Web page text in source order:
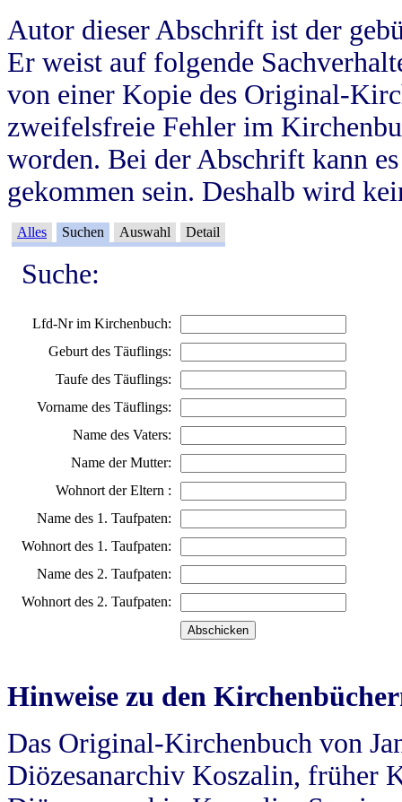
Autor dieser Abschrift ist der
Er weist auf folgende
von einer Kopie des Original-
zweifelsfreie Fehler im
worden. Bei der Abschrift kann
gekommen sein. Deshalb wird
Alles Suchen Auswahl Detail
Suche:
Lfd-Nr im Kirchenbuch:
Geburt des Täuflings:
Taufe des Täuflings:
Vorname des Täuflings:
Name des Vaters:
Name der Mutter:
Wohnort der Eltern :
Name des 1. Taufpaten:
Wohnort des 1. Taufpaten:
Name des 2. Taufpaten:
Wohnort des 2. Taufpaten:
Hinweise zu den
Das Original-Kirchenbuch von
Diözesanarchiv Koszalin, früher